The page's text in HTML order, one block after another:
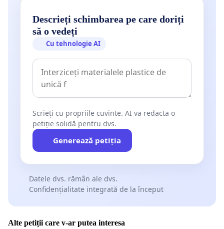
Descrieți schimbarea pe care doriți
să o vedeți
Cu tehnologie AI
Scrieți cu propriile cuvinte. AI va redacta o
petiție solidă pentru dvs.
Generează petiția
Datele dvs. rămân ale dvs.
Confidențialitate integrată de la început
Alte petiții care v-ar putea interesa